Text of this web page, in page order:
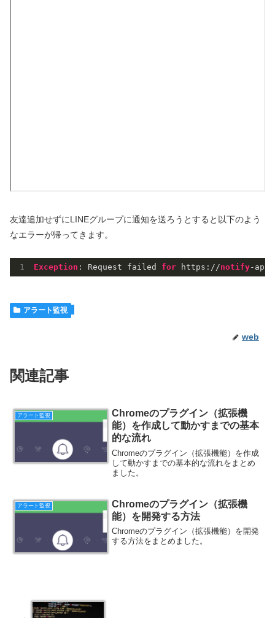
友達追加せずにLINEグループに通知を送ろうとすると以下のよう
なエラーが帰ってきます。
Exception : Request failed for https://notify-
アラート監視
web
関連記事
アラート監視
Chromeのプラグイン（拡張機
能）を作成して動かすまでの基本
的な流れ
Chromeのプラグイン（拡張機能）を作成
して動かすまでの基本的な流れをまとめ
ました。
アラート監視
Chromeのプラグイン（拡張機
能）を開発する方法
Chromeのプラグイン（拡張機能）を開発
する方法をまとめました。